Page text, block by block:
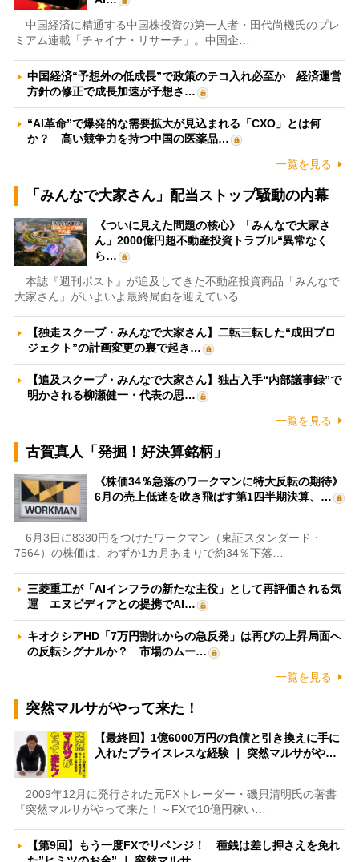
中国経済に精通する中国株投資の第一人者・田代尚機氏のプレ
ミアム連載「チャイナ・リサーチ」。中国企…
中国経済“予想外の低成長”で政策のテコ入れ必至か 経済運営
方針の修正で成長加速が予想さ…
“AI革命”で爆発的な需要拡大が見込まれる「CXO」とは何
か？ 高い競争力を持つ中国の医薬品…
一覧を見る
「みんなで大家さん」配当ストップ騒動の内幕
《ついに見えた問題の核心》「みんなで大家さ
ん」2000億円超不動産投資トラブル“異常なく
ら…
本誌『週刊ポスト』が追及してきた不動産投資商品「みんなで
大家さん」がいよいよ最終局面を迎えている…
【独走スクープ・みんなで大家さん】二転三転した“成田プロ
ジェクト”の計画変更の裏で起き…
【追及スクープ・みんなで大家さん】独占入手“内部議事録”で
明かされる柳瀬健一・代表の思…
一覧を見る
古賀真人「発掘！好決算銘柄」
《株価34％急落のワークマンに特大反転の期待》
6月の売上低迷を吹き飛ばす第1四半期決算、…
6月3日に8330円をつけたワークマン（東証スタンダード・
7564）の株価は、わずか1カ月あまりで約34％下落…
三菱重工が「AIインフラの新たな主役」として再評価される気
運 エヌビディアとの提携でAI…
キオクシアHD「7万円割れからの急反発」は再びの上昇局面へ
の反転シグナルか？ 市場のムー…
一覧を見る
突然マルサがやって来た！
【最終回】1億6000万円の負債と引き換えに手に
入れたプライスレスな経験 ｜ 突然マルサがや…
2009年12月に発行された元FXトレーダー・磯貝清明氏の著書
『突然マルサがやって来た！～FXで10億円稼い…
【第9回】もう一度FXでリベンジ！ 種銭は差し押さえを免れ